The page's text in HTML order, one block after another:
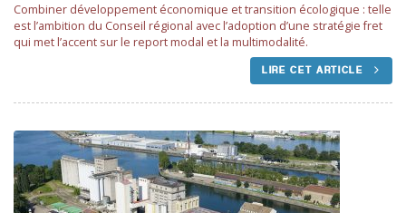
Combiner développement économique et transition écologique : telle
est l’ambition du Conseil régional avec l’adoption d’une stratégie fret
qui met l’accent sur le report modal et la multimodalité.
LIRE CET ARTICLE